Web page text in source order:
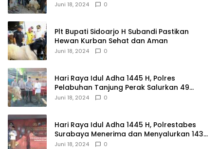
Juni 18, 2024 0
Plt Bupati Sidoarjo H Subandi Pastikan
Hewan Kurban Sehat dan Aman
Juni 18, 2024 0
Hari Raya Idul Adha 1445 H, Polres
Pelabuhan Tanjung Perak Salurkan 49
Hewan Korban.
Juni 18, 2024 0
Hari Raya Idul Adha 1445 H, Polrestabes
Surabaya Menerima dan Menyalurkan 143
Hewan Kurban
Juni 18, 2024 0